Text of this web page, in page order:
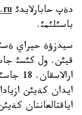
دةپ حابارلايدئ >
باسئلئمئ.
سيدزؤة حيراي
ايدان كةيئن
اياقتالعاننان